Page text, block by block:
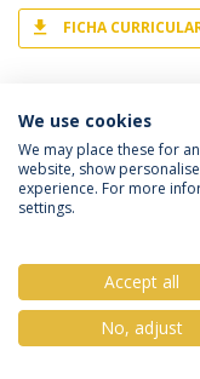
FICHA
Política de
© 2026
We use cookies
We may place these for
website, show
experience. For more
settings.
Accept all
No, adjust